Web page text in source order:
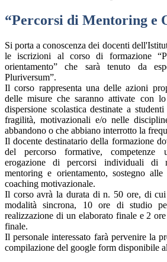
“Percorsi di Mentoring e
Si porta a conoscenza dei docenti
le iscrizioni al corso di formazione
orientamento” che sarà tenuto da
Pluriversum”.
Il corso rappresenta una delle azioni
delle misure che saranno attivate con
dispersione scolastica destinate a
fragilità, motivazionali e/o nelle
abbandono o che abbiano interrotto la
Il docente destinatario della formazione
del percorso formative,
erogazione di percorsi individuali di
mentoring e orientamento, sostegno alle
coaching motivazionale.
Il corso avrà la durata di n. 50 ore, di
modalità sincrona, 10 ore di studio
realizzazione di un elaborato finale e 2
finale.
Il personale interessato farà pervenire la
compilazione del google form disponibile